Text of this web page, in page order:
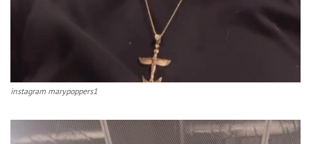
instagram marypoppers1